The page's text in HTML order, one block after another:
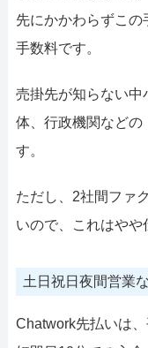
先にかかわらずこ
手数料です。
売掛先が知らない中
体、行政機関などの
す。
ただし、2社間ファ
いので、これはやや
土日祝日夜間営業
Chatwork先払いは